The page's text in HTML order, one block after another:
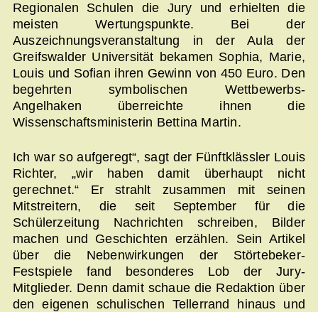
Regionalen Schulen die Jury und erhielten die
meisten Wertungspunkte. Bei der
Auszeichnungsveranstaltung in der Aula der
Greifswalder Universität bekamen Sophia, Marie,
Louis und Sofian ihren Gewinn von 450 Euro. Den
begehrten symbolischen Wettbewerbs-
Angelhaken überreichte ihnen die
Wissenschaftsministerin Bettina Martin.
Ich war so aufgeregt“, sagt der Fünftklässler Louis
Richter, „wir haben damit überhaupt nicht
gerechnet.“ Er strahlt zusammen mit seinen
Mitstreitern, die seit September für die
Schülerzeitung Nachrichten schreiben, Bilder
machen und Geschichten erzählen. Sein Artikel
über die Nebenwirkungen der Störtebeker-
Festspiele fand besonderes Lob der Jury-
Mitglieder. Denn damit schaue die Redaktion über
den eigenen schulischen Tellerrand hinaus und